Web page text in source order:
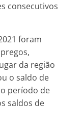
consecutivos
foram
da região
o saldo de
período de
saldos de